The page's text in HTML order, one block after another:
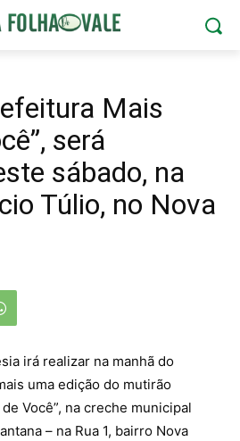
Mais
será
sábado, na
Túlio, no Nova
irá realizar na manhã do
uma edição do mutirão
Você”, na creche municipal
– na Rua 1, bairro Nova